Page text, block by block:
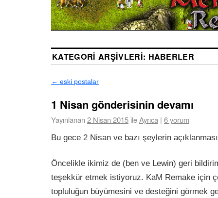
KATEGORI ARŞIVLERI: HABERLER
← eski postalar
1 Nisan gönderisinin devamı
Yayınlanan2 Nisan 2015 ileAyrıca | 6 yorum
Bu gece 2 Nisan ve bazı şeylerin
Öncelikle ikimiz de (ben ve Lewin) geri
teşekkür etmek istiyoruz. KaM Remake için
topluluğun büyümesini ve desteğini görmek